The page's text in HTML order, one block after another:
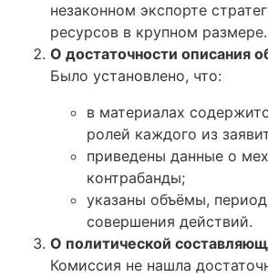
незаконном экспорте
ресурсов в крупном размере.
О достаточности описания
Было установлено, что:
в материалах
ролей каждого из
приведены данные о
контрабанды;
указаны объёмы,
совершения действий.
О политической
Комиссия не нашла